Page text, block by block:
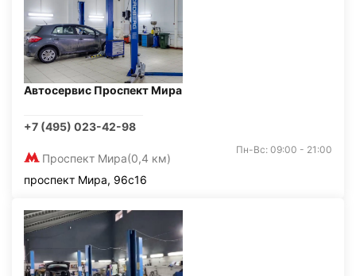
Автосервис Проспект Мира
+7 (495) 023-42-98
Проспект Мира(0,4 км)
Пн-Вс: 09:00 - 21:00
проспект Мира, 96с16